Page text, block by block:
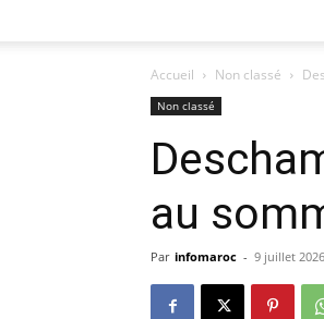
Accueil Non classé
Non classé
au
Par infomaroc - 9 juillet 2026